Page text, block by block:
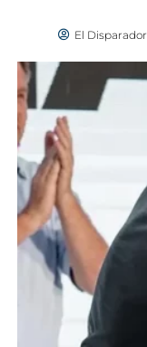
El Disparador